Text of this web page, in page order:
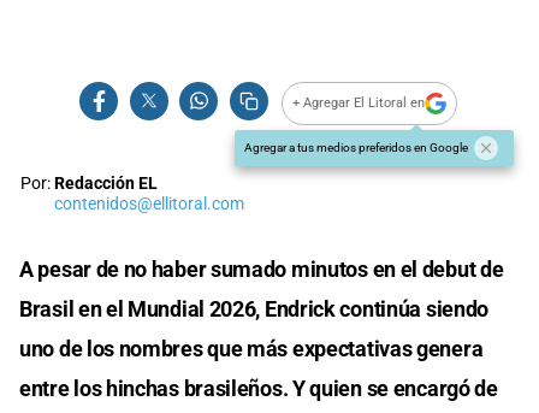
+ Agregar El Litoral en
Agregar a tus medios preferidos en Google
Por:Redacción EL
contenidos@ellitoral.com
A pesar de no haber sumado minutos en el debut de
Brasil en el Mundial 2026, Endrick continúa siendo
uno de los nombres que más expectativas genera
entre los hinchas brasileños. Y quien se encargó de